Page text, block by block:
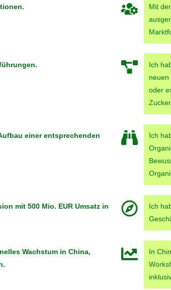
Mit
Ich
neuen
oder
einer entsprechenden
Ich
mit 500 Mio. EUR Umsatz in
Ich
Wachstum in China,
In